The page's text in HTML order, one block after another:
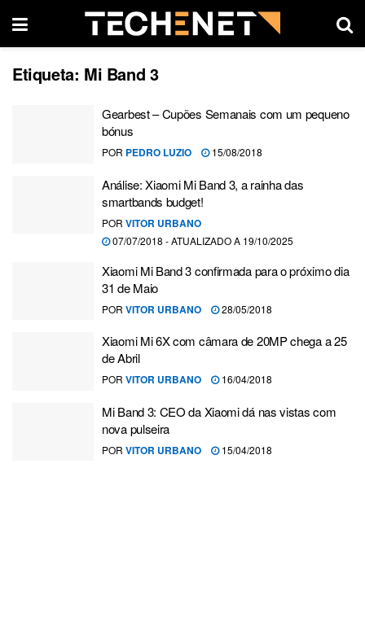
Etiqueta: Mi Band 3
Gearbest – Cupões Semanais com um pequeno
bónus
POR PEDRO LUZIO 15/08/2018
Análise: Xiaomi Mi Band 3, a rainha das
smartbands budget!
POR VITOR URBANO
07/07/2018 - ATUALIZADO A 19/10/2025
Xiaomi Mi Band 3 confirmada para o próximo dia
31 de Maio
POR VITOR URBANO 28/05/2018
Xiaomi Mi 6X com câmara de 20MP chega a 25
de Abril
POR VITOR URBANO 16/04/2018
Mi Band 3: CEO da Xiaomi dá nas vistas com
nova pulseira
POR VITOR URBANO 15/04/2018